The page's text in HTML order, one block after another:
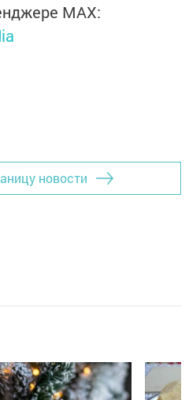
MАХ:
новости